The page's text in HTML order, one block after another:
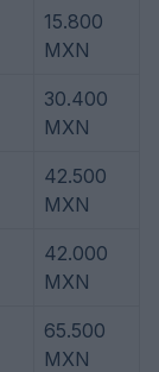
15.800
MXN
30.400
MXN
42.500
MXN
42.000
MXN
65.500
MXN